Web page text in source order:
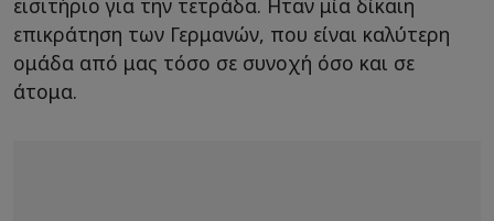
εισιτήριο για την τετράδα. Ηταν μία δίκαιη
επικράτηση των Γερμανών, που είναι καλύτερη
ομάδα από μας τόσο σε συνοχή όσο και σε
άτομα.